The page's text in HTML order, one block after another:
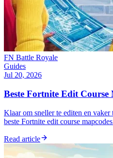
FN Battle Royale
Guides
Jul 20, 2026
Beste Fortnite Edit Course
Klaar om sneller te editen en
beste Fortnite edit course
Read article